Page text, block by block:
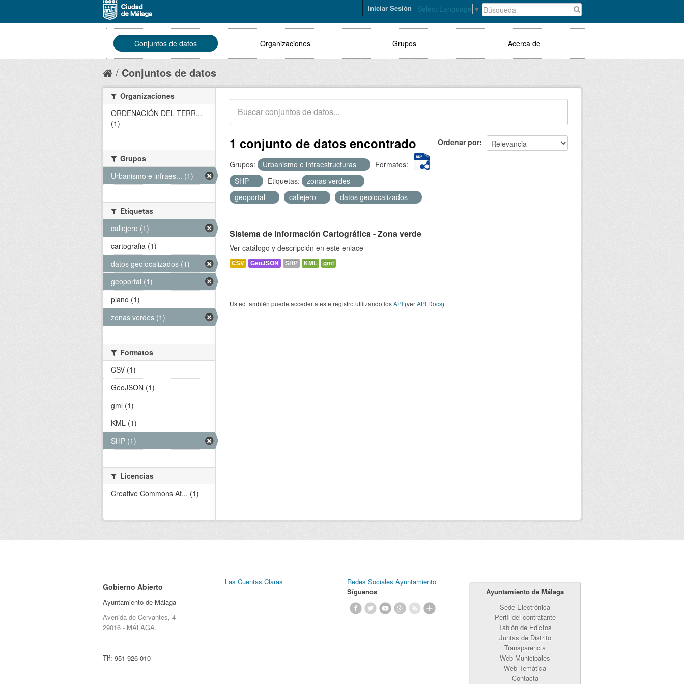
Select Language ▼
Iniciar Sesión
Conjuntos de datos Organizaciones Grupos Acerca de
Conjuntos de datos
Ordenar por
1 conjunto de datos encontrado
Grupos: Urbanismo e infraestructuras
Formatos:
SHP
Etiquetas:
zonas verdes
geoportal
callejero datos geolocalizados
Sistema de Información Cartográfica - Zona verde
Ver catálogo y descripción en este enlace
CSV GeoJSON SHP KML gml
Usted también puede acceder a este registro utilizando losAPI (verAPI Docs).
Organizaciones
ORDENACIÓN DEL TERR...
(1)
Grupos
Urbanismo e infraes... (1)
Etiquetas
callejero (1)
cartografia (1)
datos geolocalizados (1)
geoportal (1)
plano (1)
zonas verdes (1)
Formatos
CSV (1)
GeoJSON (1)
gml (1)
KML (1)
SHP (1)
Licencias
Creative Commons At... (1)
Gobierno Abierto
Ayuntamiento de Málaga
Avenida de Cervantes, 4
29016 - MÁLAGA.
Tlf: 951 926 010
Las Cuentas Claras
Redes Sociales Ayuntamiento
Síguenos
Ayuntamiento de Málaga
Sede Electrónica
Perfil del contratante
Tablón de Edictos
Juntas de Distrito
Transparencia
Web Municipales
Web Temática
Contacta